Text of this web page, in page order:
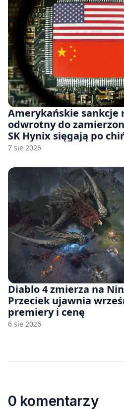
Amerykańskie sankcje
odwrotny do
SK Hynix sięgają po
fabryk chipów
7 sie 2026
Diablo 4 zmierza na
Przeciek ujawnia
premiery i cenę
6 sie 2026
0 komentarzy